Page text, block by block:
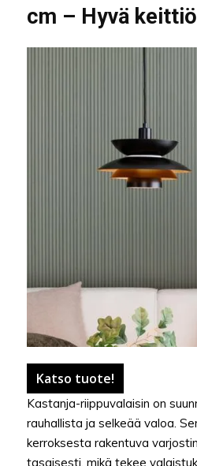
cm – Hyvä
Katso tuote!
Kastanja-riippuvalaisin on
rauhallista ja selkeää valoa.
kerroksesta rakentuva
tasaisesti, mikä tekee